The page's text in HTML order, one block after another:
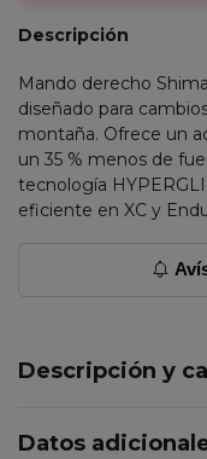
Descripción
Mando derecho
diseñado para
montaña. Ofrece un
un 35 % menos de
tecnología
eficiente en XC y
Descripción y
Datos